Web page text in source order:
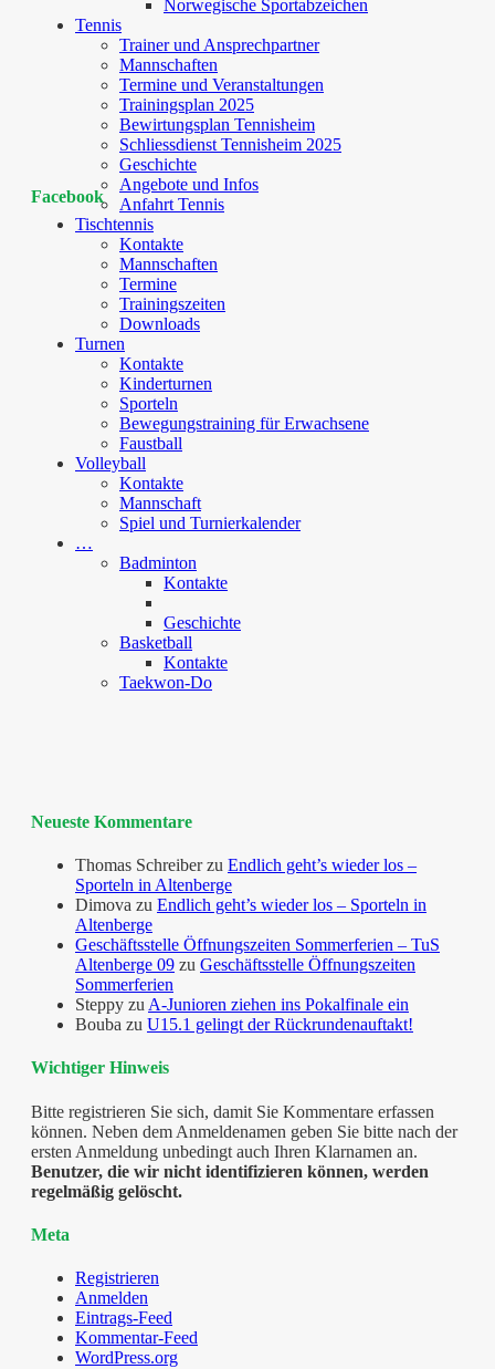
Norwegische Sportabzeichen
Tennis
Trainer und Ansprechpartner
Mannschaften
Termine und Veranstaltungen
Trainingsplan 2025
Bewirtungsplan Tennisheim
Schliessdienst Tennisheim 2025
Geschichte
Angebote und Infos
Anfahrt Tennis
Tischtennis
Kontakte
Mannschaften
Termine
Trainingszeiten
Downloads
Turnen
Kontakte
Kinderturnen
Sporteln
Bewegungstraining für Erwachsene
Faustball
Volleyball
Kontakte
Mannschaft
Spiel und Turnierkalender
…
Badminton
Kontakte
Geschichte
Basketball
Kontakte
Taekwon-Do
Facebook
Neueste Kommentare
Thomas Schreiberzu Endlich geht’s wieder los –
Sporteln in Altenberge
Dimova zu Endlich geht’s wieder los – Sporteln in
Altenberge
Geschäftsstelle Öffnungszeiten Sommerferien – TuS
Altenberge 09 zu Geschäftsstelle Öffnungszeiten
Sommerferien
Steppy zu A-Junioren ziehen ins Pokalfinale ein
Bouba zu U15.1 gelingt der Rückrundenauftakt!
Wichtiger Hinweis
Bitte registrieren Sie sich, damit Sie Kommentare erfassen
können. Neben dem Anmeldenamen geben Sie bitte nach der
ersten Anmeldung unbedingt auch Ihren Klarnamen an.
Benutzer, die wir nicht identifizieren können, werden
regelmäßig gelöscht.
Meta
Registrieren
Anmelden
Eintrags-Feed
Kommentar-Feed
WordPress.org